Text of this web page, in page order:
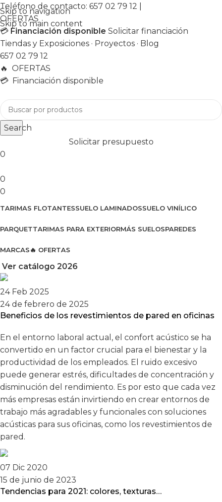
Skip to navigation
Skip to main content
Teléfono de contacto: 657 02 79 12
OFERTAS
💳 Financiación disponible Solicitar financiación
Tiendas y Exposiciones · Proyectos · Blog
657 02 79 12
🔥 OFERTAS
💳 Financiación disponible
Search
Solicitar presupuesto
0
0
0
TARIMAS FLOTANTESSUELO LAMINADOSSUELO VINÍLICO
PARQUETTARIMAS PARA EXTERIORMÁS SUELOSPAREDES
MARCAS🔥 OFERTAS
Ver catálogo 2026
24 Feb 2025
24 de febrero de 2025
Beneficios de los revestimientos de pared en oficinas
En el entorno laboral actual, el confort acústico se ha
convertido en un factor crucial para el bienestar y la
productividad de los empleados. El ruido excesivo
puede generar estrés, dificultades de concentración y
disminución del rendimiento. Es por esto que cada vez
más empresas están invirtiendo en crear entornos de
trabajo más agradables y funcionales con soluciones
acústicas para sus oficinas, como los revestimientos de
pared.
07 Dic 2020
15 de junio de 2023
Tendencias para 2021: colores, texturas…